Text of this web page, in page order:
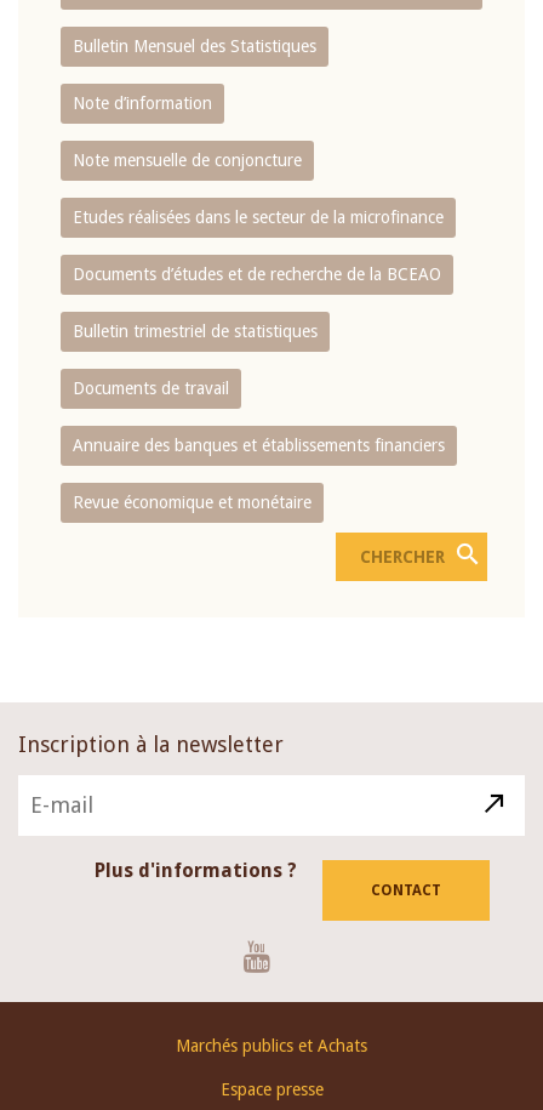
Bulletin Mensuel des Statistiques
Note d’information
Note mensuelle de conjoncture
Etudes réalisées dans le secteur de la microfinance
Documents d’études et de recherche de la BCEAO
Bulletin trimestriel de statistiques
Documents de travail
Annuaire des banques et établissements financiers
Revue économique et monétaire
Inscription à la newsletter
Plus d'informations ?
CONTACT
Marchés publics et Achats
Espace presse